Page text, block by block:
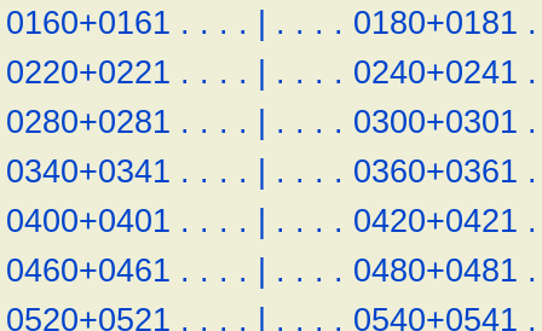
0160+0161 . . . . | . . . . 0180+0181 .
0220+0221 . . . . | . . . . 0240+0241 .
0280+0281 . . . . | . . . . 0300+0301 .
0340+0341 . . . . | . . . . 0360+0361 .
0400+0401 . . . . | . . . . 0420+0421 .
0460+0461 . . . . | . . . . 0480+0481 .
0520+0521 . . . . | . . . . 0540+0541 .